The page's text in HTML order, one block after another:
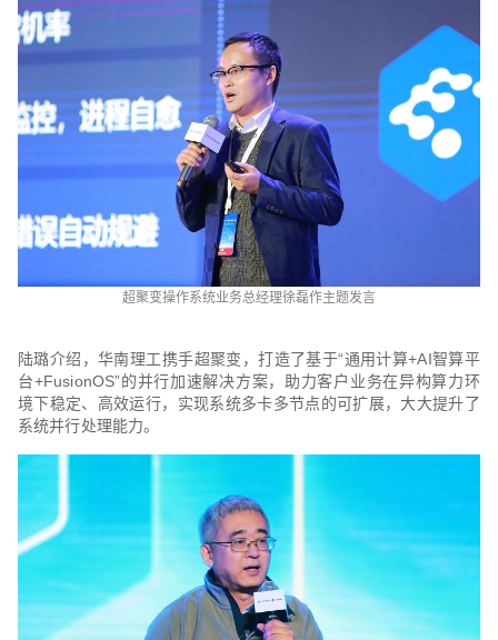
超聚变操作系统业务总经理徐磊作主题发言
陆璐介绍，华南理工携手超聚变，打造了基于“通用计算+AI智算平
台+FusionOS”的并行加速解决方案，助力客户业务在异构算力环
境下稳定、高效运行，实现系统多卡多节点的可扩展，大大提升了
系统并行处理能力。